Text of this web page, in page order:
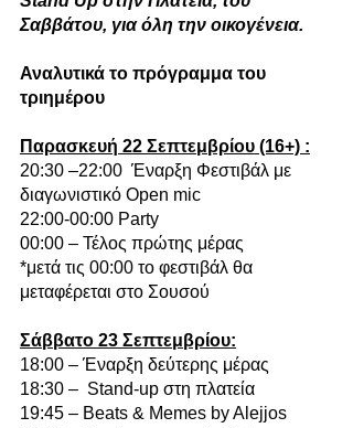
Σαββάτου, για όλη την οικογένεια.
Αναλυτικά το πρόγραμμα του
τριημέρου
Παρασκευή 22 Σεπτεμβρίου (16+) :
20:30 –22:00  Έναρξη Φεστιβάλ με
διαγωνιστικό Open mic
22:00-00:00 Party
00:00 – Τέλος πρώτης μέρας
*μετά τις 00:00 το φεστιβάλ θα
μεταφέρεται στο Σουσού
Σάββατο 23 Σεπτεμβρίου:
18:00 – Έναρξη δεύτερης μέρας
18:30 –  Stand-up στη πλατεία
19:45 – Beats & Memes by Alejjos